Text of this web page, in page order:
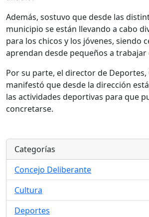
Además, sostuvo que desde las
municipio se están llevando a cabo
para los chicos y los jóvenes, siendo
aprendan desde pequeños a trabajar
Por su parte, el director de Deportes,
manifestó que desde la dirección
las actividades deportivas para que
concretarse.
Categorías
Concejo Deliberante
Cultura
Deportes